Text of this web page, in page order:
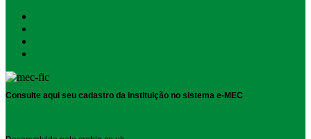
Consulte aqui seu cadastro da instituição no sistema e-MEC